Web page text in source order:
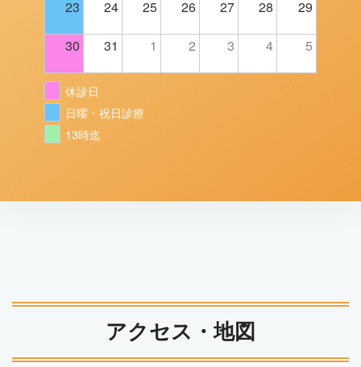
23 24 25 26 27 28 29
30 31 1 2 3 4 5
休診日
日曜・祝日診療
13時迄
アクセス・地図